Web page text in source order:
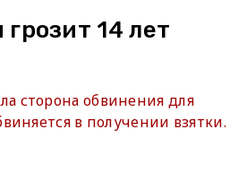
14 лет
сторона обвинения для
в получении взятки.